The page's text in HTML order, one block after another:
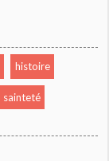
histoire
sainteté